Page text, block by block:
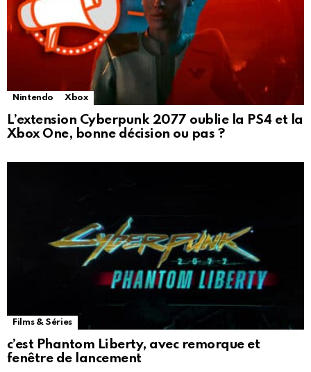
Nintendo Xbox
L’extension Cyberpunk 2077 oublie la PS4 et la
Xbox One, bonne décision ou pas ?
Films & Séries
c’est Phantom Liberty, avec remorque et
fenêtre de lancement